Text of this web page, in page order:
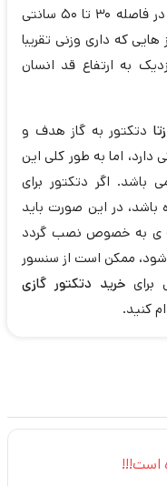
گاز های سنگین تر از هوا، دتکتور باید در فاصله 30 تا 50 سانتی
که داری وزنی تقریبا
به ارتفاع قد انسان
دتکتور به گاز هدف و
اما به طور کلی این
50 متر مربع می باشد. اگر دتکتور برای
در این صورت باید
از آن نقطه ی به خصوص نصب گردد
شود، ممکن است از سنسور
برای خرید دتکتور گازی
کنید.
است!!!